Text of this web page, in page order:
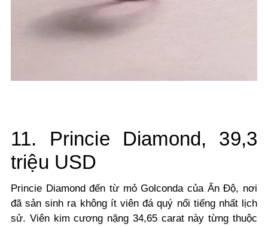
11. Princie Diamond, 39,3
triệu USD
Princie Diamond đến từ mỏ Golconda của Ấn Độ, nơi
đã sản sinh ra không ít viên đá quý nổi tiếng nhất lịch
sử. Viên kim cương nặng 34,65 carat này từng thuộc